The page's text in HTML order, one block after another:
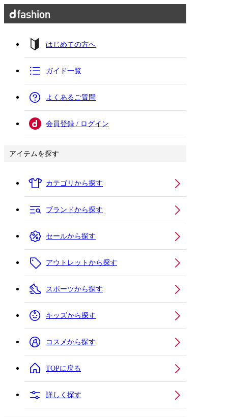
はじめての方へ
ガイド一覧
よくあるご質問
会員登録 / ログイン
アイテムを探す
カテゴリから探す
ブランドから探す
セールから探す
アウトレットから探す
スポーツから探す
キッズから探す
コスメから探す
TOPに戻る
詳しく探す